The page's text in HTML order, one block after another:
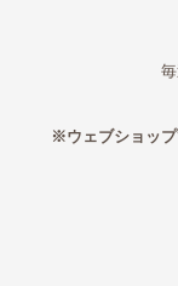
※ウェブショップ